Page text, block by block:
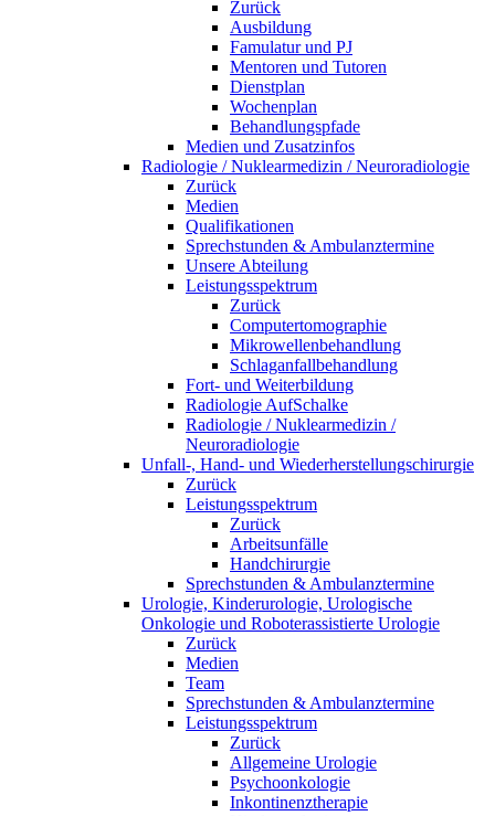
Zurück
Ausbildung
Famulatur und PJ
Mentoren und Tutoren
Dienstplan
Wochenplan
Behandlungspfade
Medien und Zusatzinfos
Radiologie / Nuklearmedizin / Neuroradiologie
Zurück
Medien
Qualifikationen
Sprechstunden & Ambulanztermine
Unsere Abteilung
Leistungsspektrum
Zurück
Computertomographie
Mikrowellenbehandlung
Schlaganfallbehandlung
Fort- und Weiterbildung
Radiologie AufSchalke
Radiologie / Nuklearmedizin /
Neuroradiologie
Unfall-, Hand- und Wiederherstellungschirurgie
Zurück
Leistungsspektrum
Zurück
Arbeitsunfälle
Handchirurgie
Sprechstunden & Ambulanztermine
Urologie, Kinderurologie, Urologische
Onkologie und Roboterassistierte Urologie
Zurück
Medien
Team
Sprechstunden & Ambulanztermine
Leistungsspektrum
Zurück
Allgemeine Urologie
Psychoonkologie
Inkontinenztherapie